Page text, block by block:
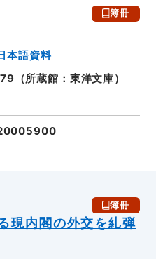
簿冊
本語資料
（所蔵館：東洋文庫）
簿冊
現内閣の外交を糺弾